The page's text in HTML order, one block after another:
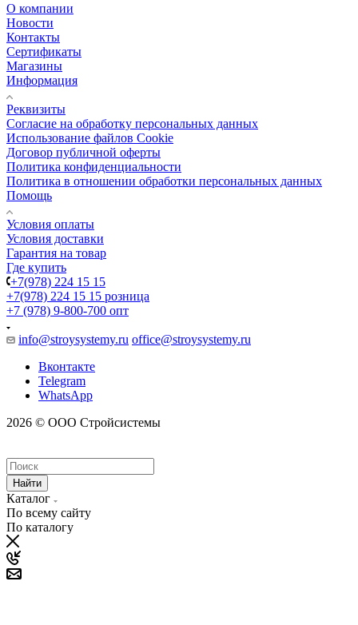
О компании
Новости
Контакты
Сертификаты
Магазины
Информация
Реквизиты
Согласие на обработку персональных данных
Использование файлов Cookie
Договор публичной оферты
Политика конфиденциальности
Политика в отношении обработки персональных данных
Помощь
Условия оплаты
Условия доставки
Гарантия на товар
Где купить
+7(978) 224 15 15
+7(978) 224 15 15 розница
+7 (978) 9-800-700 опт
info@stroysystemy.ru office@stroysystemy.ru
Вконтакте
Telegram
WhatsApp
2026 © ООО Стройсистемы
Найти
Каталог
По всему сайту
По каталогу